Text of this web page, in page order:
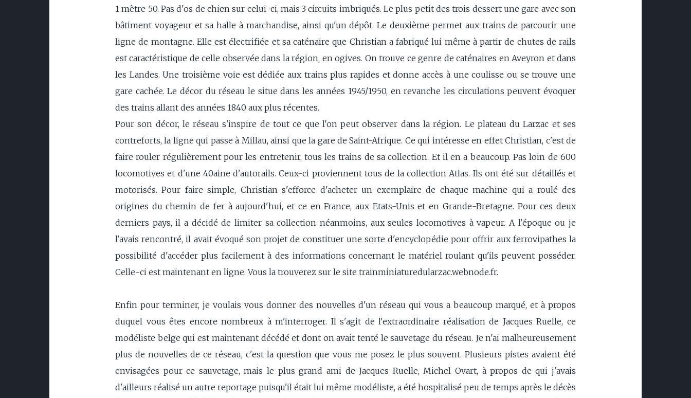
1 mètre 50. Pas d'os de chien sur celui-ci, mais 3 circuits imbriqués. Le plus petit des trois dessert une gare avec son
bâtiment voyageur et sa halle à marchandise, ainsi qu'un dépôt. Le deuxième permet aux trains de parcourir une
ligne de montagne. Elle est électrifiée et sa caténaire que Christian a fabriqué lui même à partir de chutes de rails
est caractéristique de celle observée dans la région, en ogives. On trouve ce genre de caténaires en Aveyron et dans
les Landes. Une troisième voie est dédiée aux trains plus rapides et donne accès à une coulisse ou se trouve une
gare cachée. Le décor du réseau le situe dans les années 1945/1950, en revanche les circulations peuvent évoquer
des trains allant des années 1840 aux plus récentes.
Pour son décor, le réseau s'inspire de tout ce que l'on peut observer dans la région. Le plateau du Larzac et ses
contreforts, la ligne qui passe à Millau, ainsi que la gare de Saint-Afrique. Ce qui intéresse en effet Christian, c'est de
faire rouler régulièrement pour les entretenir, tous les trains de sa collection. Et il en a beaucoup. Pas loin de 600
locomotives et d'une 40aine d'autorails. Ceux-ci proviennent tous de la collection Atlas. Ils ont été sur détaillés et
motorisés. Pour faire simple, Christian s'efforce d'acheter un exemplaire de chaque machine qui a roulé des
origines du chemin de fer à aujourd'hui, et ce en France, aux Etats-Unis et en Grande-Bretagne. Pour ces deux
derniers pays, il a décidé de limiter sa collection néanmoins, aux seules locomotives à vapeur. A l'époque ou je
l'avais rencontré, il avait évoqué son projet de constituer une sorte d'encyclopédie pour offrir aux ferrovipathes la
possibilité d'accéder plus facilement à des informations concernant le matériel roulant qu'ils peuvent posséder.
Celle-ci est maintenant en ligne. Vous la trouverez sur le site trainminiaturedularzac.webnode.fr.
Enfin pour terminer, je voulais vous donner des nouvelles d'un réseau qui vous a beaucoup marqué, et à propos
duquel vous êtes encore nombreux à m'interroger. Il s'agit de l'extraordinaire réalisation de Jacques Ruelle, ce
modéliste belge qui est maintenant décédé et dont on avait tenté le sauvetage du réseau. Je n'ai malheureusement
plus de nouvelles de ce réseau, c'est la question que vous me posez le plus souvent. Plusieurs pistes avaient été
envisagées pour ce sauvetage, mais le plus grand ami de Jacques Ruelle, Michel Ovart, à propos de qui j'avais
d'ailleurs réalisé un autre reportage puisqu'il était lui même modéliste, a été hospitalisé peu de temps après le décès